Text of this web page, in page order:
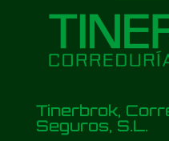
Tinerbrok,
Seguros, S.L.